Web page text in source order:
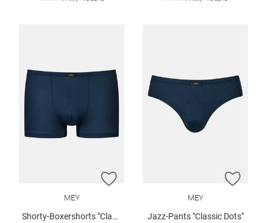
ZUR WUNSCHLISTE HINZUFÜGEN
MEY
Shorty-Boxershorts "Classic Dots"
ZUR
MEY
Jazz-Pants "Classic Dots"